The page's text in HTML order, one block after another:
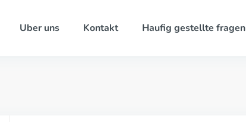
Uber uns Kontakt Haufig gestellte fragen